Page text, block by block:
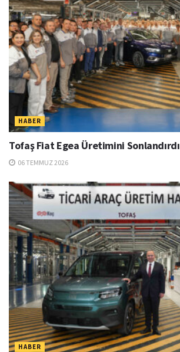
HABER
Tofaş Fiat Egea Üretimini Sonlandırdı
06 TEMMUZ 2026
HABER